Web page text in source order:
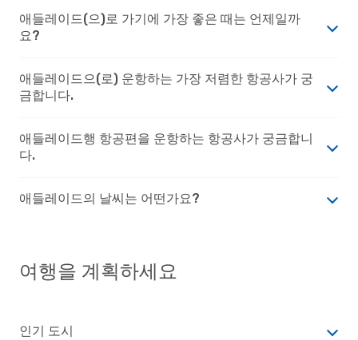
애들레이드(으)로 가기에 가장 좋은 때는 언제일까
요?
애들레이드으(로) 운항하는 가장 저렴한 항공사가 궁
금합니다.
애들레이드행 항공편을 운항하는 항공사가 궁금합니
다.
애들레이드의 날씨는 어떤가요?
여행을 계획하세요
인기 도시